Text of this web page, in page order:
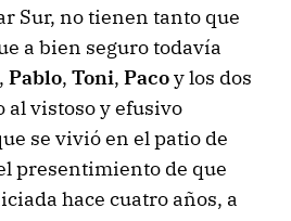
Sur, no tienen tanto que
a bien seguro todavía
, Pablo, Toni, Pacoy los dos
al vistoso y efusivo
se vivió en el patio de
presentimiento de que
hace cuatro años, a